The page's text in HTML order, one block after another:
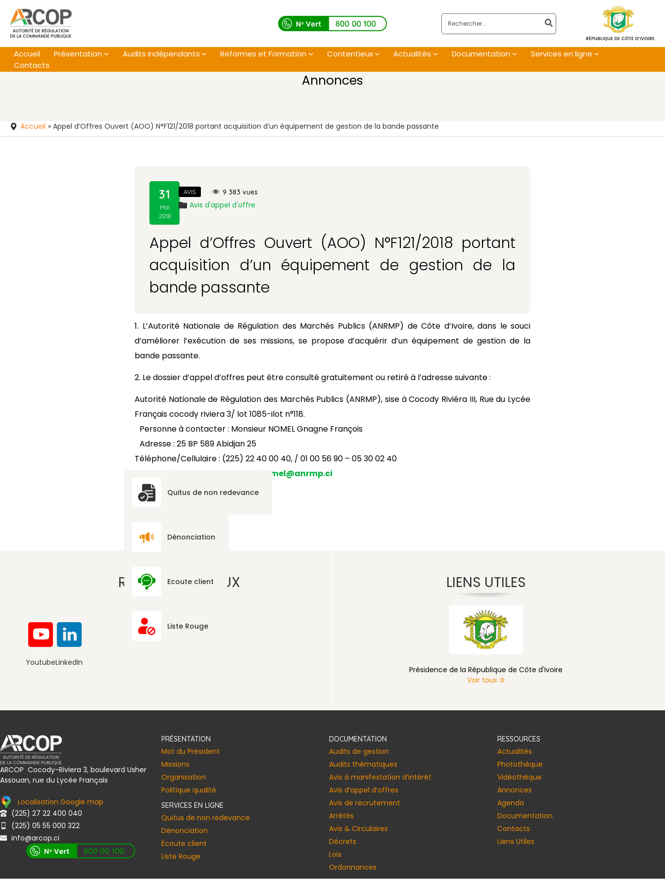
contenu
Rechercher:
Accueil Présentation Audits Indépendants Reformes et Formation Contentieux Actualités Documentation
Services en ligne
Contacts
Annonces
Accueil » Appel d’Offres Ouvert (AOO) N°F121/2018 portant acquisition d’un équipement de gestion de la bande passante
31
Mai
2018
AVIS 9 383 vues
Avis d'appel d'offre
Appel d’Offres Ouvert (AOO) N°F121/2018 portant
acquisition d’un équipement de gestion de la
bande passante
1. L’Autorité Nationale de Régulation des Marchés Publics (ANRMP) de Côte d’Ivoire, dans le souci
d’améliorer l’exécution de ses missions, se propose d’acquérir d’un équipement de gestion de la
bande passante.
2. Le dossier d’appel d’offres peut être consulté gratuitement ou retiré à l’adresse suivante :
Autorité Nationale de Régulation des Marchés Publics (ANRMP), sise à Cocody Riviéra III, Rue du Lycée
Français cocody riviera 3/ lot 1085-ilot n°118.
Personne à contacter : Monsieur NOMEL Gnagne François
Adresse : 25 BP 589 Abidjan 25
Téléphone/Cellulaire : (225) 22 40 00 40, / 01 00 56 90 – 05 30 02 40
Adresse électronique : E-mail :
f.nomel@anrmp.ci
RÉSEAUX SOCIAUX
YoutubeLinkedIn
LIENS UTILES
Présidence de la République de Côte d'Ivoire
Voir tous
ARCOP Cocody-Riviera 3, boulevard Usher
Assouan, rue du Lycée Français
Localisation Google map
(225) 27 22 400 040
(225) 05 55 000 322
info@arcop.ci
PRÉSENTATION
Mot du Président
Missions
Organisation
Politique qualité
SERVICES EN LIGNE
Quitus de non redevance
Dénonciation
Écoute client
Liste Rouge
DOCUMENTATION
Audits de gestion
Audits thématiques
Avis à manifestation d’intérêt
Avis d’appel d’offres
Avis de recrutement
Arrêtés
Avis & Circulaires
Décrets
Lois
Ordonnances
RESSOURCES
Actualités
Photothèque
Vidéothèque
Annonces​
Agenda
Documentation
Contacts
Liens Utiles
Quitus de non redevance
Dénonciation
Ecoute client
Liste Rouge